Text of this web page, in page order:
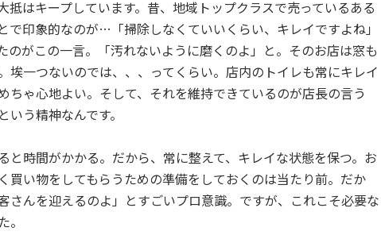
抵はキープしています。昔、地域トップクラスで売っているある
で印象的なのが…「掃除しなくていいくらい、キレイですよね」
のがこの一言。「汚れないように磨くのよ」と。そのお店は窓も
埃一つないのでは、、、ってくらい。店内のトイレも常にキレイ
ちゃ心地よい。そして、それを維持できているのが店長の言う
いう精神なんです。
と時間がかかる。だから、常に整えて、キレイな状態を保つ。お
買い物をしてもらうための準備をしておくのは当たり前。だか
さんを迎えるのよ」とすごいプロ意識。ですが、これこそ必要な